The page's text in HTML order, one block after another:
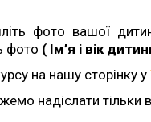
фото вашої
фото ( Ім’я і вік
на нашу сторінку у
надіслати тільки